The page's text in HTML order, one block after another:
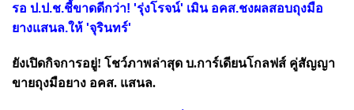
รอ ป.ป.ช.ชี้ขาดดีกว่า! 'รุ่งโรจน์' เมิน อคส.ชงผลสอบถุงมือ
ยางแสนล.ให้ 'จุรินทร์'
ยังเปิดกิจการอยู่! โชว์ภาพล่าสุด บ.การ์เดียนโกลฟส์ คู่สัญญา
ขายถุงมือยาง อคส. แสนล.